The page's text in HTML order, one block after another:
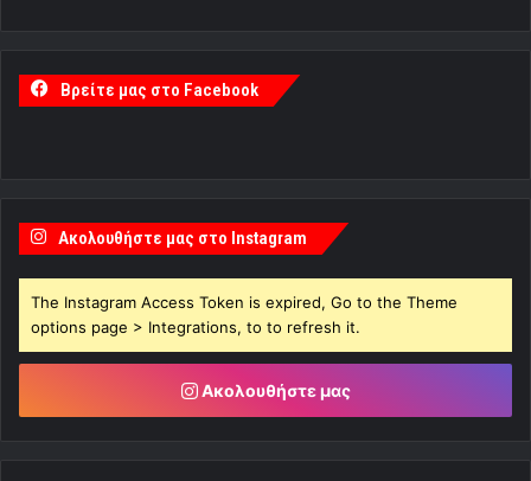
Βρείτε μας στο Facebook
Ακολουθήστε μας στο Instagram
The Instagram Access Token is expired, Go to the Theme
options page > Integrations, to to refresh it.
Ακολουθήστε μας